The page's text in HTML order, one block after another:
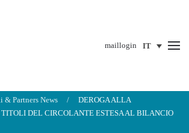
maillogin
& Partners News
DEROGA ALLA
DEL CIRCOLANTE ESTESA AL BILANCIO